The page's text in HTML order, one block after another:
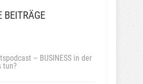
BEITRÄGE
– BUSINESS in der
tun?